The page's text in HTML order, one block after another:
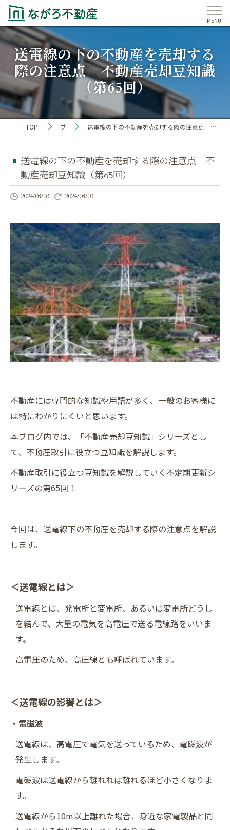
送電線の下の不動産を売却する
際の注意点｜不動産売却豆知識
（第65回）
TOP PAGE ブログ 送電線の下の不動産を売却する際の注意点｜不動産売却豆知識（第65回）
送電線の下の不動産を売却する際の注意点｜不
動産売却豆知識（第65回）
2024/08/03 2024/08/03
不動産には専門的な知識や用語が多く、一般のお客様に
は特にわかりにくいと思います。
本ブログ内では、「不動産売却豆知識」シリーズとし
て、不動産取引に役立つ豆知識を解説します。
不動産取引に役立つ豆知識を解説していく不定期更新シ
リーズの第65回！
今回は、送電線下の不動産を売却する際の注意点を解説
します。
＜送電線とは＞
送電線とは、発電所と変電所、あるいは変電所どうし
を結んで、大量の電気を高電圧で送る電線路をいいま
す。
高電圧のため、高圧線とも呼ばれています。
＜送電線の影響とは＞
・電磁波
送電線は、高電圧で電気を送っているため、電磁波が
発生します。
電磁波は送電線から離れれば離れるほど小さくなりま
す。
送電線から10m以上離れた場合、身近な家電製品と同